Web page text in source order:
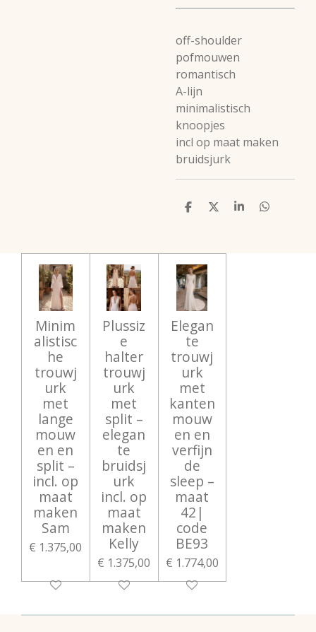
off-shoulder
pofmouwen
romantisch
A-lijn
minimalistisch
knoopjes
incl op maat maken
bruidsjurk
D
n
D
S
D
Minim
alistisc
he
trouwj
urk
met
lange
mouw
en en
split –
incl. op
maat
maken
Sam
€ 1.375,00
Plussiz
e
halter
trouwj
urk
met
split –
elegan
te
bruidsj
urk
incl. op
maat
maken
Kelly
€ 1.375,00
Elegan
te
trouwj
urk
met
kanten
mouw
en en
verfijn
de
sleep –
maat
42|
code
BE93
€ 1.774,00